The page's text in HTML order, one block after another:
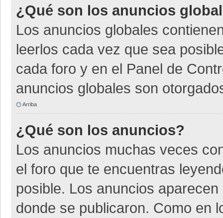
¿Qué son los anuncios
Los anuncios globales
leerlos cada vez que sea
cada foro y en el Panel de
anuncios globales son
Arriba
¿Qué son los anuncios?
Los anuncios muchas veces
el foro que te encuentras
posible. Los anuncios
donde se publicaron. Como en